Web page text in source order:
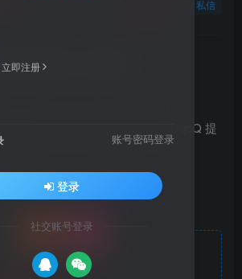
私信
的施工图纸，值得参考
s/1wgEMqqSMUncvNbJgD6UqcQ 提
文章版权声
明
即注册
账号密码登录
登录
社交账号登录